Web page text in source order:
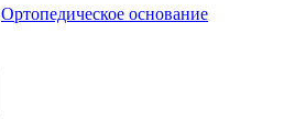
Ортопедическое основание